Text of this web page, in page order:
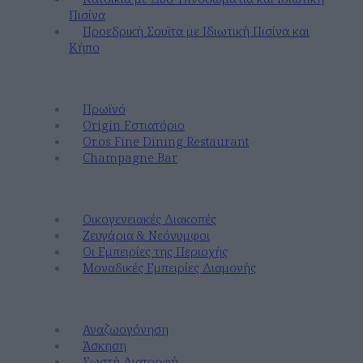
Πισίνα
Προεδρική Σουϊτα με Ιδιωτική Πισίνα και
Κήπο
Πρωϊνό
Origin Εστιατόριο
Or.os Fine Dining Restaurant
Champagne Bar
Οικογενειακές Διακοπές
Ζευγάρια & Νεόνυμφοι
Οι Εμπειρίες της Περιοχής
Μοναδικές Εμπειρίες Διαμονής
Αναζωογόνηση
Άσκηση